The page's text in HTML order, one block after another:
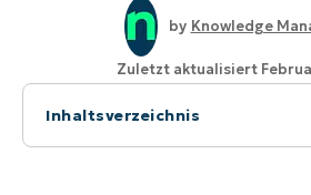
Knowledge
Zuletzt aktualisiert
Inhaltsverzeichnis
Thema